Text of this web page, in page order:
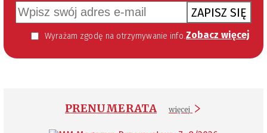
ZAPISZ SIĘ
Wyrażam zgodę na otrzymywanie informacji handlowej kierowanej do mnie za pomocą środków komunikacji elektronicznej w szczególności poczty elektronicznej zgodnie z przepisem art. 10 ust 2 ustawy z dnia 18 lipca 2002 roku o świadczeniu usług drogą elektroniczną (Dz. U. 144 z 2002 r. poz. 1204). Zgoda jest dobrowolna, jednak jej wyrażenie jest konieczne, aby otrzymywać newsletter. Zobacz więcej
PRENUMERATA więcej